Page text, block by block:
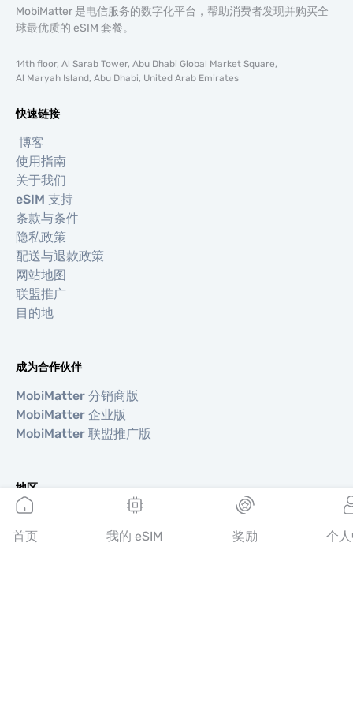
MobiMatter 是电信服务的数字化平台，帮助消费者发现并购买全
球最优质的 eSIM 套餐。
14th floor, Al Sarab Tower, Abu Dhabi Global Market Square,
Al Maryah Island, Abu Dhabi, United Arab Emirates
快速链接
博客
使用指南
关于我们
eSIM 支持
条款与条件
隐私政策
配送与退款政策
网站地图
联盟推广
目的地
成为合作伙伴
MobiMatter 分销商版
MobiMatter 企业版
MobiMatter 联盟推广版
地区
欧洲 eSIM
亚洲 eSIM
首页 我的 eSIM 奖励 个